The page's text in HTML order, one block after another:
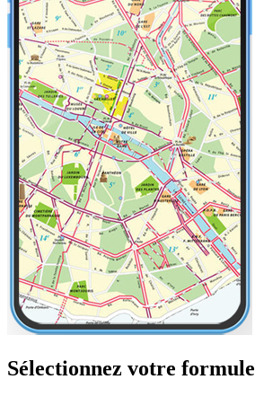
Sélectionnez votre formule